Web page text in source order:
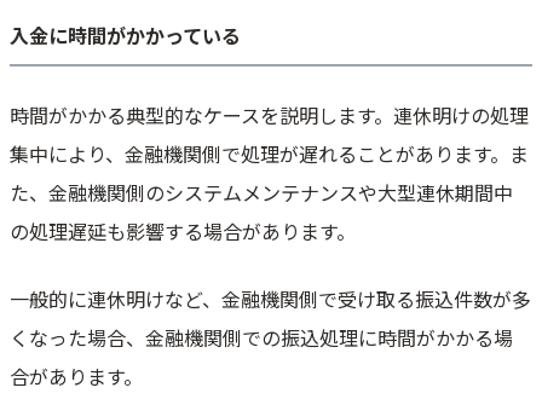
入金に時間がかかっている
時間がかかる典型的なケースを説明します。連休明けの処理
集中により、金融機関側で処理が遅れることがあります。ま
た、金融機関側のシステムメンテナンスや大型連休期間中
の処理遅延も影響する場合があります。
一般的に連休明けなど、金融機関側で受け取る振込件数が多
くなった場合、金融機関側での振込処理に時間がかかる場
合があります。